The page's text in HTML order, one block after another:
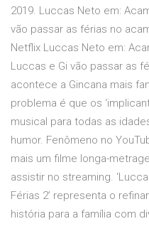
2019. Luccas Neto em:
vão passar as férias no
Netflix Luccas Neto em:
Luccas e Gi vão passar as
acontece a Gincana mais
problema é que os
musical para todas as
humor. Fenômeno no
mais um filme longa-
assistir no streaming.
Férias 2’ representa o
história para a família com